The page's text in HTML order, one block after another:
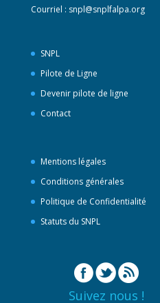
Courriel : snpl@snplfalpa.org
SNPL
Pilote de Ligne
Devenir pilote de ligne
Contact
Mentions légales
Conditions générales
Politique de Confidentialité
Statuts du SNPL
Suivez nous !